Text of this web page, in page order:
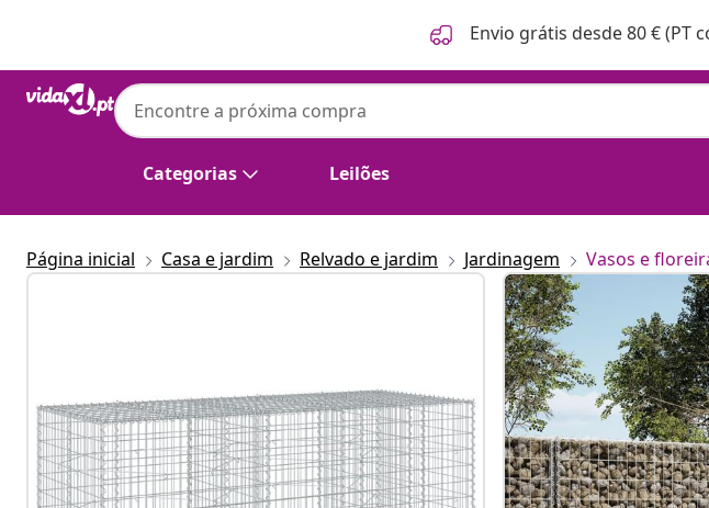
Envio grátis desde 80 € (PT
Categorias Leilões
Página inicial Casa e jardim Relvado e jardim Jardinagem Vasos e